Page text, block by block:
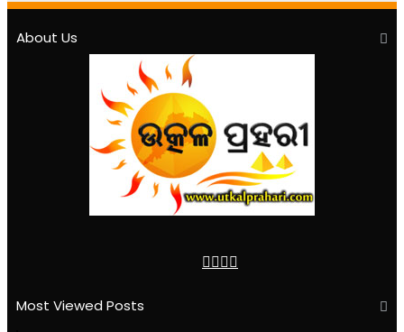
About Us
Facebook
Twitter
YouTube
Most Viewed Posts